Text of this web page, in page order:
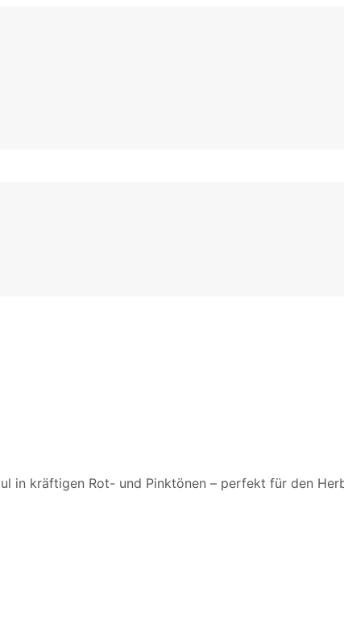
in kräftigen Rot- und Pinktönen – perfekt für den